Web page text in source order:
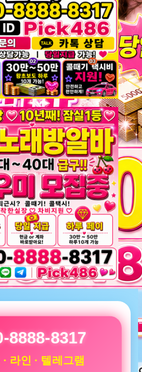
8888-8317
라인 · 텔레그램